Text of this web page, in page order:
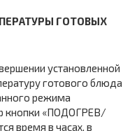
ГОТОВЫХ
установленной
готового блюда
режима
кнопки «ПОДОГРЕВ/
время в часах, в